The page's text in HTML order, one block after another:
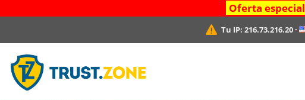
Oferta especial
Tu IP:216.73.216.20 ·